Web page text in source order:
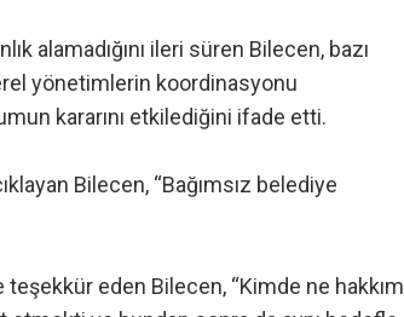
alamadığını ileri süren Bilecen, bazı
yönetimlerin koordinasyonu
kararını etkilediğini ifade etti.
Bilecen, “Bağımsız belediye
teşekkür eden Bilecen, “Kimde ne hakkım